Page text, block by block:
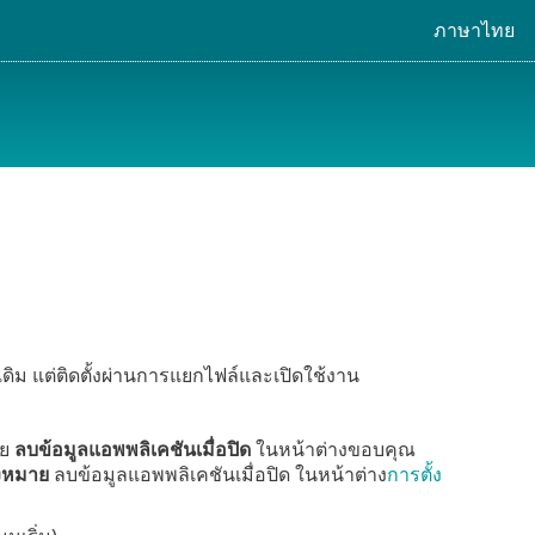
ภาษาไทย
ม แต่ติดตั้งผ่านการแยกไฟล์และเปิดใช้งาน
ลบข้อมูลแอพพลิเคชันเมื่อปิดในหน้าต่างขอบคุณ
มายลบข้อมูลแอพพลิเคชันเมื่อปิด ในหน้าต่างการตั้ง